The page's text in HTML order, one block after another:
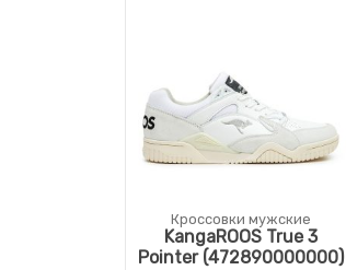
Кроссовки мужские
KangaROOS True 3
Pointer (472890000000)